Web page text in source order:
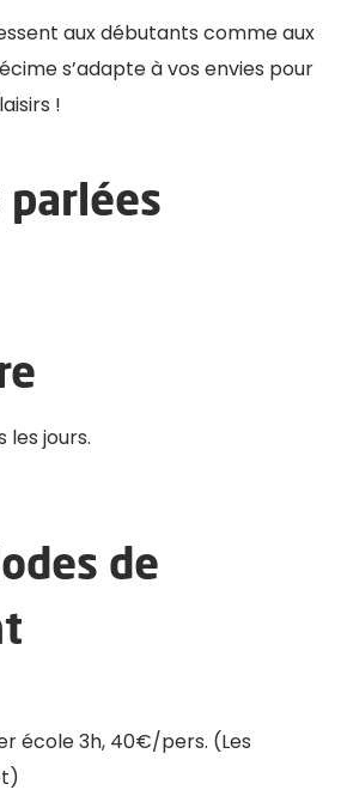
aux débutants comme aux
s’adapte à vos envies pour
!
parlées
les jours.
de
école 3h, 40€/pers. (Les